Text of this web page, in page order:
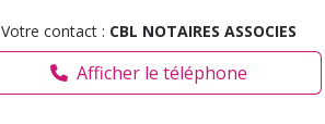
Votre contact : CBL NOTAIRES ASSOCIES
Afficher le téléphone